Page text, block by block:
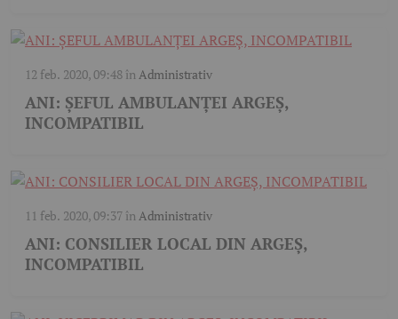
12 feb. 2020, 09:48înAdministrativ
ANI: ȘEFUL AMBULANȚEI ARGEȘ,
INCOMPATIBIL
11 feb. 2020, 09:37înAdministrativ
ANI: CONSILIER LOCAL DIN ARGEȘ,
INCOMPATIBIL